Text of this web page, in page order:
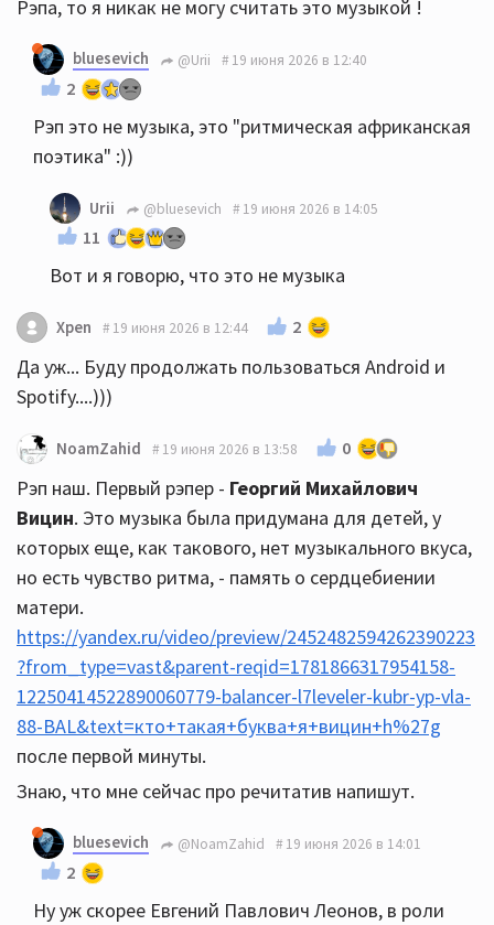
Рэпа, то я никак не могу считать это музыкой !
bluesevich @Urii 19 июня 2026 в 12:40
2
Рэп это не музыка, это "ритмическая африканская
поэтика" :))
Urii @bluesevich 19 июня 2026 в 14:05
11
Вот и я говорю, что это не музыка
Xpen 19 июня 2026 в 12:44 2
Да уж... Буду продолжать пользоваться Android и
Spotify....)))
NoamZahid 19 июня 2026 в 13:58 0
Рэп наш. Первый рэпер - Георгий Михайлович
Вицин. Это музыка была придумана для детей, у
которых еще, как такового, нет музыкального вкуса,
но есть чувство ритма, - память о сердцебиении
матери.
https://yandex.ru/video/preview/2452482594262390223
?from_type=vast&parent-reqid=1781866317954158-
12250414522890060779-balancer-l7leveler-kubr-yp-vla-
88-BAL&text=кто+такая+буква+я+вицин+h%27g
после первой минуты.
Знаю, что мне сейчас про речитатив напишут.
bluesevich @NoamZahid 19 июня 2026 в 14:01
2
Ну уж скорее Евгений Павлович Леонов, в роли